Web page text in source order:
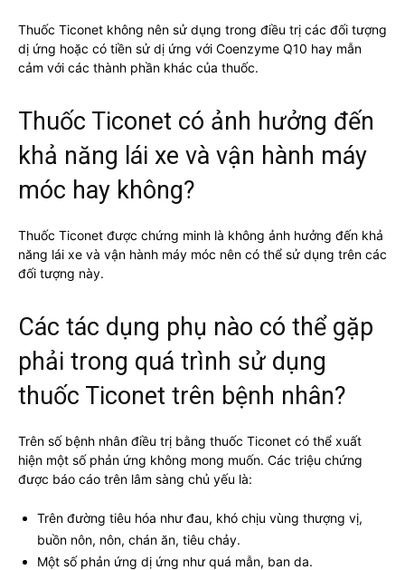
Thuốc Ticonet không nên sử dụng trong điều trị các đối tượng
dị ứng hoặc có tiền sử dị ứng với Coenzyme Q10 hay mẫn
cảm với các thành phần khác của thuốc.
Thuốc Ticonet có ảnh hưởng đến
khả năng lái xe và vận hành máy
móc hay không?
Thuốc Ticonet được chứng minh là không ảnh hưởng đến khả
năng lái xe và vận hành máy móc nên có thể sử dụng trên các
đối tượng này.
Các tác dụng phụ nào có thể gặp
phải trong quá trình sử dụng
thuốc Ticonet trên bệnh nhân?
Trên số bệnh nhân điều trị bằng thuốc Ticonet có thể xuất
hiện một số phản ứng không mong muốn. Các triệu chứng
được báo cáo trên lâm sàng chủ yếu là:
Trên đường tiêu hóa như đau, khó chịu vùng thượng vị,
buồn nôn, nôn, chán ăn, tiêu chảy.
Một số phản ứng dị ứng như quá mẫn, ban da.